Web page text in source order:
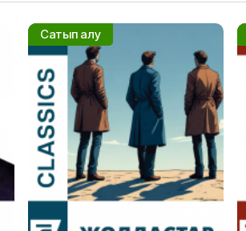
Сатып алу